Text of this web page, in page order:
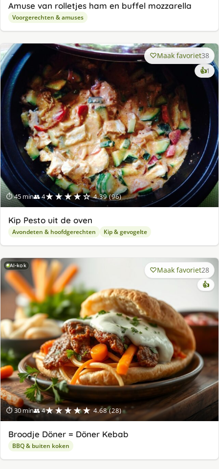
Amuse van rolletjes ham en buffel mozzarella
Voorgerechten & amuses
⏱ 45 min👥 4★★★★☆ 4.39 (96)
Maak favoriet38
👍1
Kip Pesto uit de oven
Avondeten & hoofdgerechten Kip & gevogelte
AI-kok
⏱ 30 min👥 4★★★★★ 4.68 (28)
Maak favoriet28
👍
Broodje Döner = Döner Kebab
BBQ & buiten koken